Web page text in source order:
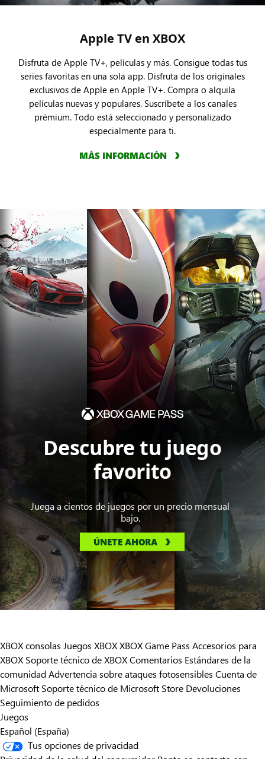
Apple TV en XBOX
Disfruta de Apple TV+, películas y más. Consigue todas tus
series favoritas en una sola app. Disfruta de los originales
exclusivos de Apple en Apple TV+. Compra o alquila
películas nuevas y populares. Suscríbete a los canales
prémium. Todo está seleccionado y personalizado
especialmente para ti.
MÁS INFORMACIÓN
Descubre tu juego
favorito
Juega a cientos de juegos por un precio mensual
bajo.
ÚNETE AHORA
XBOX consolas Juegos XBOXXBOX Game Pass Accesorios para
XBOX Soporte técnico de XBOXComentarios Estándares de la
comunidadAdvertencia sobre ataques fotosensibles Cuenta de
Microsoft Soporte técnico de Microsoft Store Devoluciones
Seguimiento de pedidos
Juegos
Español (España)
Tus opciones de privacidad